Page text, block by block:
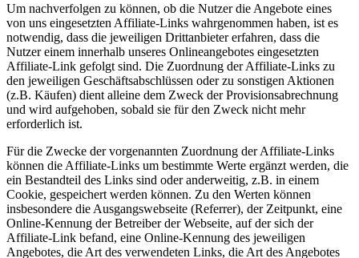
Um nachverfolgen zu können, ob die Nutzer die Angebote eines
von uns eingesetzten Affiliate-Links wahrgenommen haben, ist es
notwendig, dass die jeweiligen Drittanbieter erfahren, dass die
Nutzer einem innerhalb unseres Onlineangebotes eingesetzten
Affiliate-Link gefolgt sind. Die Zuordnung der Affiliate-Links zu
den jeweiligen Geschäftsabschlüssen oder zu sonstigen Aktionen
(z.B. Käufen) dient alleine dem Zweck der Provisionsabrechnung
und wird aufgehoben, sobald sie für den Zweck nicht mehr
erforderlich ist.
Für die Zwecke der vorgenannten Zuordnung der Affiliate-Links
können die Affiliate-Links um bestimmte Werte ergänzt werden, die
ein Bestandteil des Links sind oder anderweitig, z.B. in einem
Cookie, gespeichert werden können. Zu den Werten können
insbesondere die Ausgangswebseite (Referrer), der Zeitpunkt, eine
Online-Kennung der Betreiber der Webseite, auf der sich der
Affiliate-Link befand, eine Online-Kennung des jeweiligen
Angebotes, die Art des verwendeten Links, die Art des Angebotes